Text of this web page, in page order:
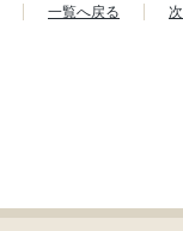
一覧へ戻る